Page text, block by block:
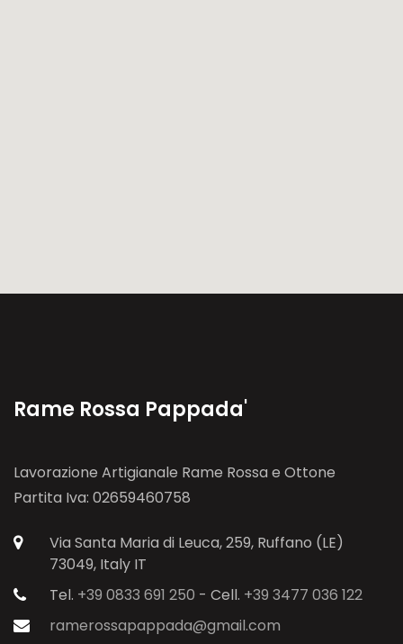
Rame Rossa Pappada'
Lavorazione Artigianale Rame Rossa e Ottone
Partita Iva: 02659460758
Via Santa Maria di Leuca, 259, Ruffano (LE)
73049, Italy IT
Tel. +39 0833 691 250 - Cell. +39 3477 036 122
ramerossapappada@gmail.com